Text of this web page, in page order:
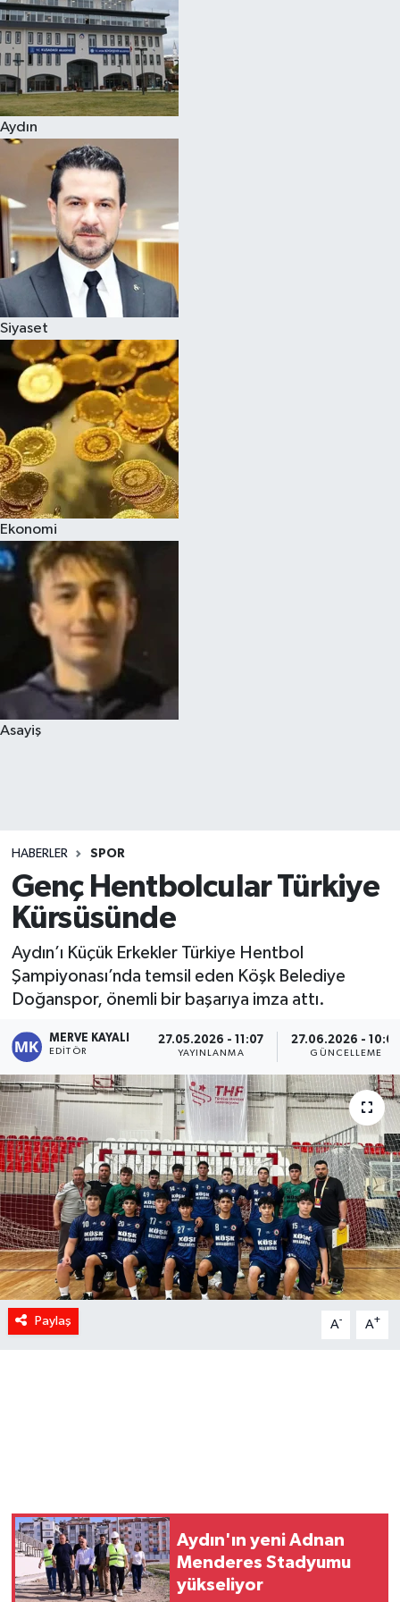
Aydın
Siyaset
Ekonomi
Asayiş
HABERLER SPOR
Genç Hentbolcular Türkiye
Kürsüsünde
Aydın’ı Küçük Erkekler Türkiye Hentbol
Şampiyonası’nda temsil eden Köşk Belediye
Doğanspor, önemli bir başarıya imza attı.
MERVE KAYALI
EDITÖR
27.05.2026 - 11:07
YAYINLANMA
27.06.2026 -
GÜNCELLEME
Paylaş A- A+
Aydın'ın yeni Adnan
Menderes Stadyumu
yükseliyor
Magazin